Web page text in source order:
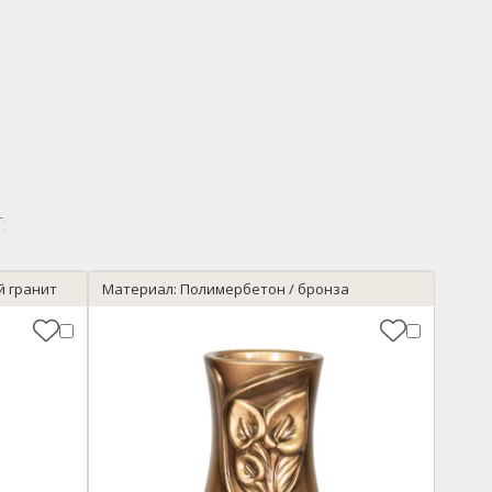
гранит Материал: Полимербетон / бронза